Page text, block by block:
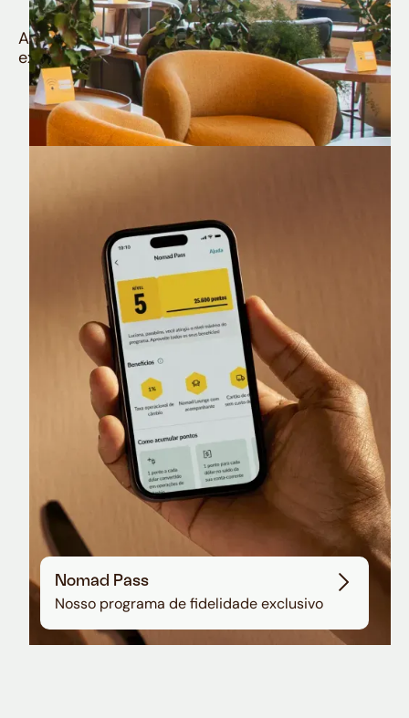
muito mais
Aproveite todos os benefícios e vantagens
exclusivas da sua Conta Internacional
Nomad Lounge
Sala VIP no Aeroporto de Guarulhos
Nomad Pass
Nosso programa de fidelidade exclusivo